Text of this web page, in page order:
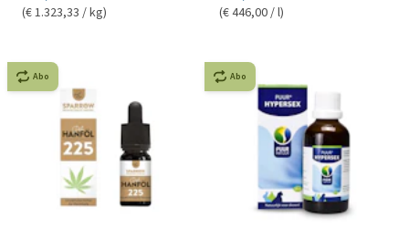
(€ 1.323,33 / kg)
(€ 446,00 / l)
Abo Abo